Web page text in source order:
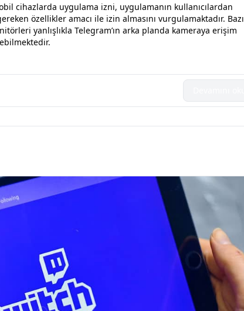
cihazlarda uygulama izni, uygulamanın kullanıcılardan
özellikler amacı ile izin almasını vurgulamaktadır. Bazı
yanlışlıkla Telegram’ın arka planda kameraya erişim